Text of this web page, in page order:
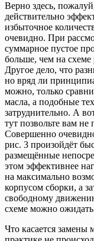
Верно здесь,
действительно
избыточное
очевидно. При
суммарное пустое
больше, чем на схеме
Другое дело, что
но вряд ли
можно, только
масла, а подобные
затруднительно. А
тут позвольте вам не
Совершенно
рис. 3 произойдёт
размещённые
этом эффективнее
на максимально
корпусом сборки, а
свободному
схеме можно ожидать
Что касается замены